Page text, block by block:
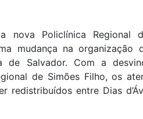
nova Policlínica Regional
mudança na organização
de Salvador. Com a
de Simões Filho, os
redistribuídos entre Dias